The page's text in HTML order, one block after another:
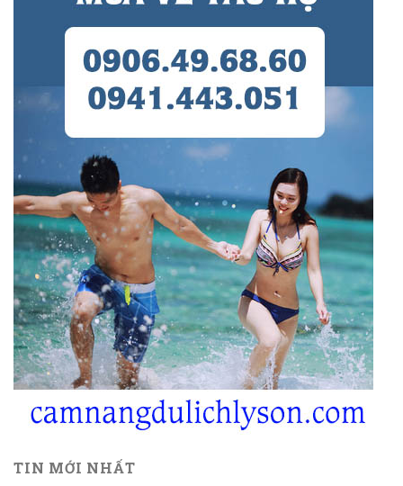
TIN MỚI NHẤT